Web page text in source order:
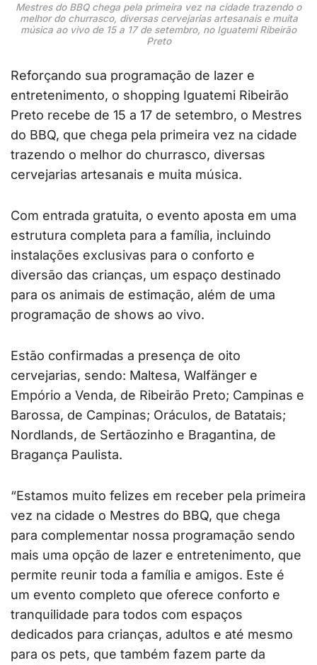
Mestres do BBQ chega pela primeira vez na cidade trazendo o
melhor do churrasco, diversas cervejarias artesanais e muita
música ao vivo de 15 a 17 de setembro, no Iguatemi Ribeirão
Preto
Reforçando sua programação de lazer e
entretenimento, o shopping Iguatemi Ribeirão
Preto recebe de 15 a 17 de setembro, o Mestres
do BBQ, que chega pela primeira vez na cidade
trazendo o melhor do churrasco, diversas
cervejarias artesanais e muita música.
Com entrada gratuita, o evento aposta em uma
estrutura completa para a família, incluindo
instalações exclusivas para o conforto e
diversão das crianças, um espaço destinado
para os animais de estimação, além de uma
programação de shows ao vivo.
Estão confirmadas a presença de oito
cervejarias, sendo: Maltesa, Walfänger e
Empório a Venda, de Ribeirão Preto; Campinas e
Barossa, de Campinas; Oráculos, de Batatais;
Nordlands, de Sertãozinho e Bragantina, de
Bragança Paulista.
“Estamos muito felizes em receber pela primeira
vez na cidade o Mestres do BBQ, que chega
para complementar nossa programação sendo
mais uma opção de lazer e entretenimento, que
permite reunir toda a família e amigos. Este é
um evento completo que oferece conforto e
tranquilidade para todos com espaços
dedicados para crianças, adultos e até mesmo
para os pets, que também fazem parte da